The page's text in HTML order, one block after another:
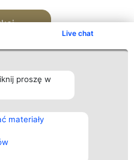
Live chat
proszę w
materiały
Kontakt
Kontakt